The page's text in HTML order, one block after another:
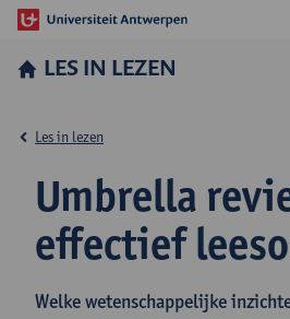
LES IN LEZEN
Umbrella
effectief
Welke wetenschappelijke
Les in lezen